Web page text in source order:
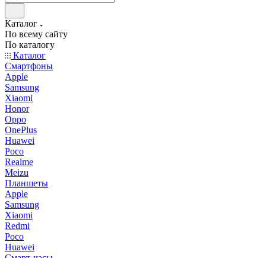
Каталог
По всему сайту
По каталогу
Каталог
Смартфоны
Apple
Samsung
Xiaomi
Honor
Oppo
OnePlus
Huawei
Poco
Realme
Meizu
Планшеты
Apple
Samsung
Xiaomi
Redmi
Poco
Huawei